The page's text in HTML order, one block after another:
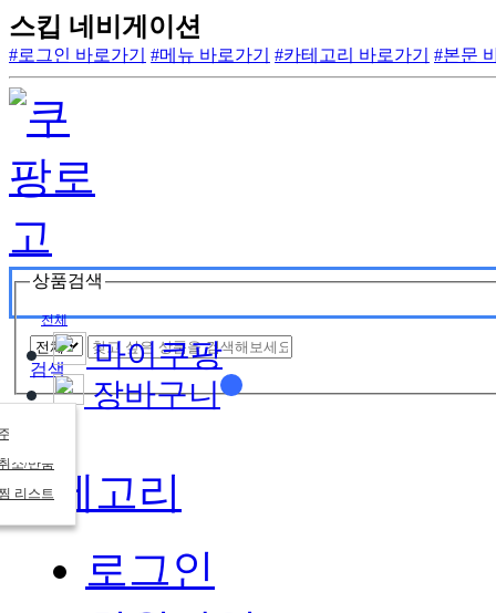
스킵 네비게이션
#로그인 바로가기 #메뉴 바로가기 #카테고리 바로가기 #본문
상품검색
전체
검색 마이쿠팡
문목록
소/반품
리스트
장바구니
카테고리
로그인